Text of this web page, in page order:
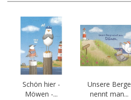
Schön hier -
Möwen -...
Unsere Berge
nennt man...